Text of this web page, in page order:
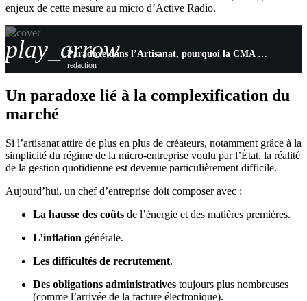
enjeux de cette mesure au micro d’Active Radio.
play_arrow Paradoxe dans l’Artisanat, pourquoi la CMA Réclame un « Passeport pour Entreprendre »
redaction
Un paradoxe lié à la complexification du
marché
Si l’artisanat attire de plus en plus de créateurs, notamment grâce à la
simplicité du régime de la micro-entreprise voulu par l’État, la réalité
de la gestion quotidienne est devenue particulièrement difficile.
Aujourd’hui, un chef d’entreprise doit composer avec :
La hausse des coûts de l’énergie et des matières premières.
L’inflation générale.
Les difficultés de recrutement.
Des obligations administratives toujours plus nombreuses
(comme l’arrivée de la facture électronique).